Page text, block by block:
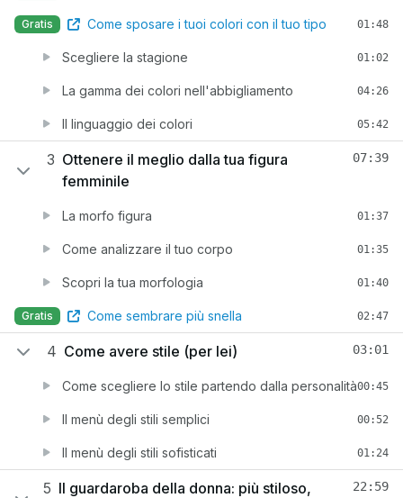
Gratis Come sposare i tuoi colori con il tuo tipo 01:48
Scegliere la stagione 01:02
La gamma dei colori nell'abbigliamento 04:26
Il linguaggio dei colori 05:42
3 Ottenere il meglio dalla tua figura
femminile
07:39
La morfo figura 01:37
Come analizzare il tuo corpo 01:35
Scopri la tua morfologia 01:40
Gratis Come sembrare più snella 02:47
4 Come avere stile (per lei) 03:01
Come scegliere lo stile partendo dalla personalità00:45
Il menù degli stili semplici 00:52
Il menù degli stili sofisticati 01:24
5 Il guardaroba della donna: più stiloso,
22:59